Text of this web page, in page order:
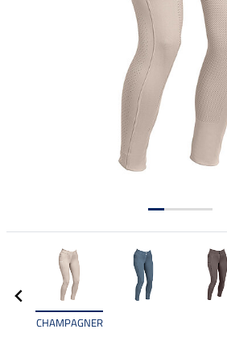
CHAMPAGNER